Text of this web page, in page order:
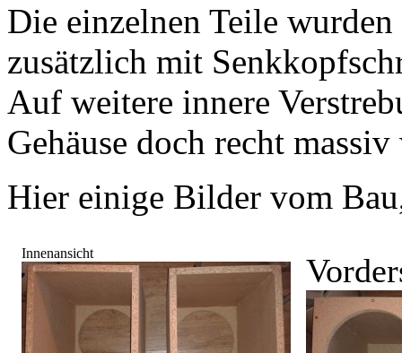
Die einzelnen Teile
zusätzlich mit
Auf weitere innere
Gehäuse doch recht
Hier einige Bilder vom
Innenansicht